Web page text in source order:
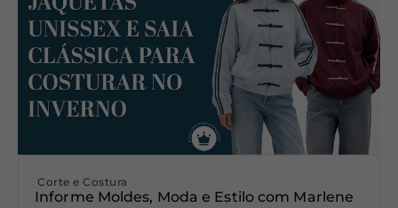
Corte e Costura
Informe Moldes, Moda e Estilo com Marlene